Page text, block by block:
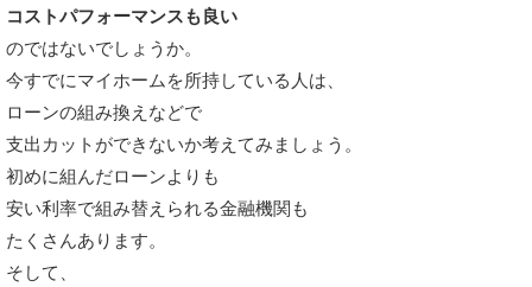
コストパフォーマンスも良い
のではないでしょうか。
今すでにマイホームを所持している人は、
ローンの組み換えなどで
支出カットができないか考えてみましょう。
初めに組んだローンよりも
安い利率で組み替えられる金融機関も
たくさんあります。
そして、